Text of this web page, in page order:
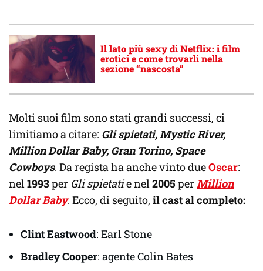
Il lato più sexy di Netflix: i film
erotici e come trovarli nella
sezione “nascosta”
Molti suoi film sono stati grandi successi, ci
limitiamo a citare: Gli spietati, Mystic River,
Million Dollar Baby, Gran Torino, Space
Cowboys. Da regista ha anche vinto dueOscar:
nel1993per Gli spietatie nel2005 per Million
Dollar Baby. Ecco, di seguito, il cast al completo:
Clint Eastwood: Earl Stone
Bradley Cooper: agente Colin Bates